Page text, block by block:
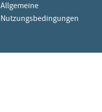
Allgemeine
Nutzungsbedingungen